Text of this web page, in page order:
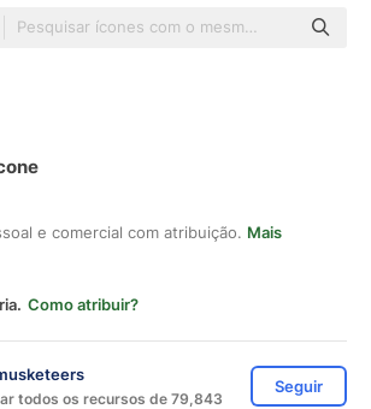
color lineal-color
e comercial com atribuição. Mais
Como atribuir?
todos os recursos de 79,843
Seguir